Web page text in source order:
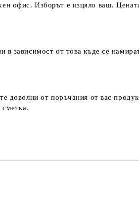
офис. Изборът е изцяло ваш.
зависимост от това къде се
доволни от поръчания от вас